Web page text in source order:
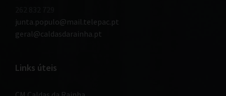
junta.populo@mail.telepac.pt
geral@caldasdarainha.pt
Links úteis